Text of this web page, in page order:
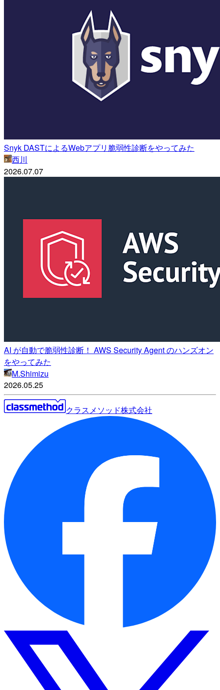
Snyk DASTによるWebアプリ脆弱性診断をやってみた
西川
2026.07.07
AI が自動で脆弱性診断！ AWS Security Agent のハンズオン
をやってみた
M.Shimizu
2026.05.25
クラスメソッド株式会社